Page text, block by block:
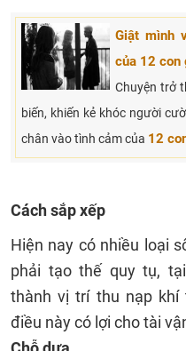
Giật mình
của 12 con
Chuyện trở
biến, khiến kẻ khóc người
chân vào tình cảm của 12
Cách sắp xếp
Hiện nay có nhiều loại
phải tạo thế quy tụ,
thành vị trí thu nạp khí
điều này có lợi cho tài